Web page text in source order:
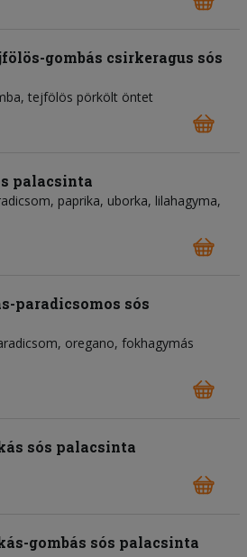
gombás csirkeragus sós
tejfölös pörkölt öntet
palacsinta
paprika, uborka, lilahagyma,
paradicsomos sós
oregano, fokhagymás
sós palacsinta
gombás sós palacsinta